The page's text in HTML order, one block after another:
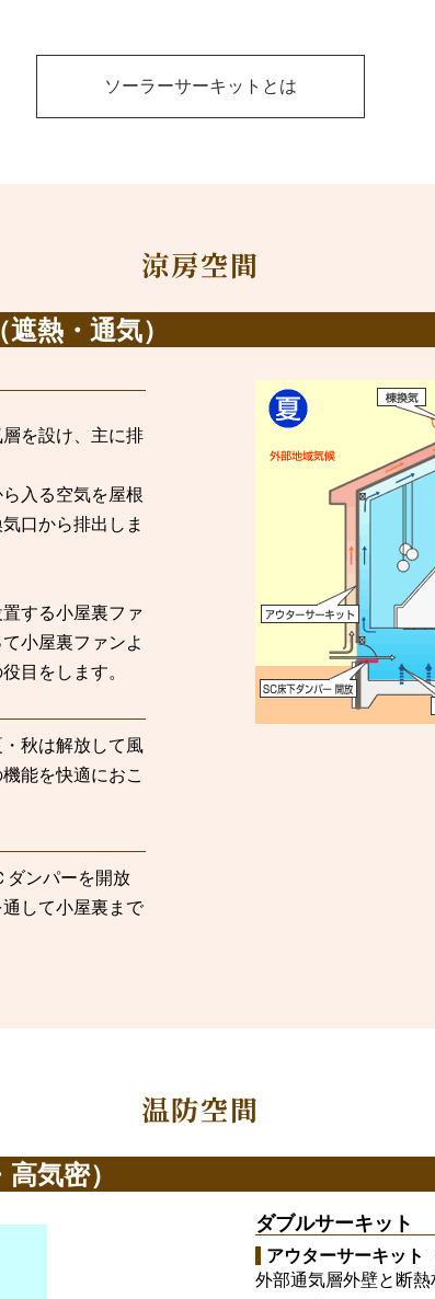
ソーラーサーキットとは
涼房空間
熱・通気）
を設け、主に排
入る空気を屋根
口から排出しま
する小屋裏ファ
小屋裏ファンよ
目をします。
秋は解放して風
能を快適におこ
ダンパーを開放
して小屋裏まで
温防空間
気密）
ダブルサーキット
アウターサーキット
外部通気層外壁と断